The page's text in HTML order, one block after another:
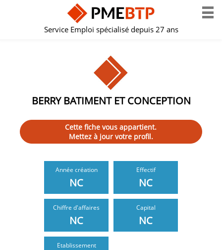
Service Emploi spécialisé depuis 27 ans
BERRY BATIMENT ET CONCEPTION
Cette fiche vous appartient.
Mettez à jour votre profil.
Année création
NC
Effectif
NC
Chiffre d'affaires
NC
Capital
NC
Etablissement